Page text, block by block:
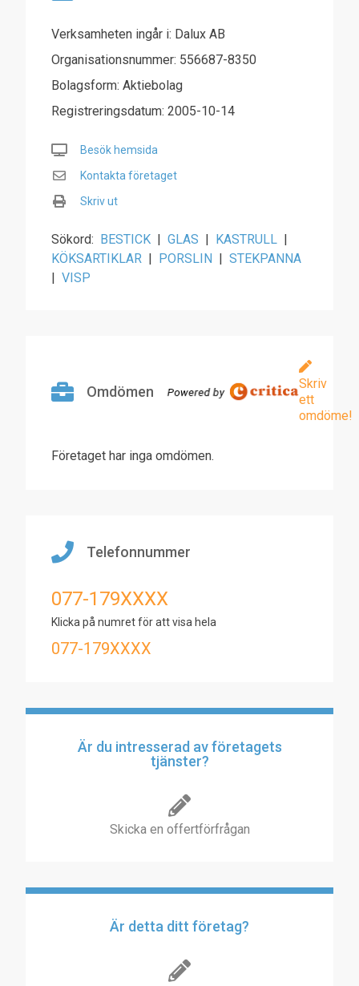
Verksamheten ingår i: Dalux AB
Organisationsnummer: 556687-8350
Bolagsform: Aktiebolag
Registreringsdatum: 2005-10-14
Besök hemsida
Kontakta företaget
Skriv ut
Sökord: BESTICK | GLAS | KASTRULL |
KÖKSARTIKLAR | PORSLIN | STEKPANNA
| VISP
Omdömen
Skriv
ett
omdöme!
Företaget har inga omdömen.
Telefonnummer
077-179XXXX
Klicka på numret för att visa hela
077-179XXXX
Är du intresserad av företagets
tjänster?
Skicka en offertförfrågan
Är detta ditt företag?